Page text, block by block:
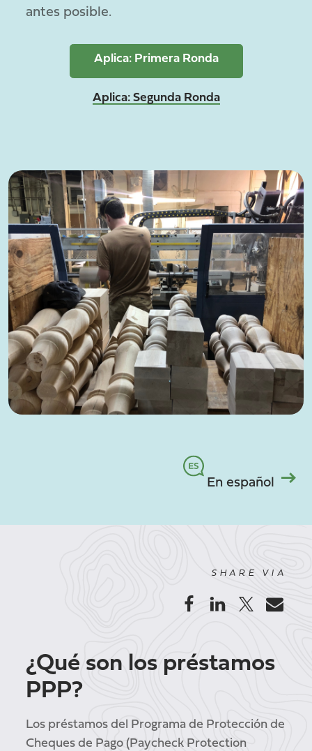
antes posible.
Aplica: Primera Ronda
Aplica: Segunda Ronda
En español
¿Qué son los préstamos
PPP?
Los préstamos del Programa de Protección de
Cheques de Pago (Paycheck Protection
SHARE VIA